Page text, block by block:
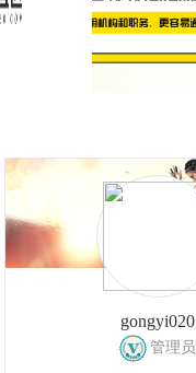
gongyi020
管理员